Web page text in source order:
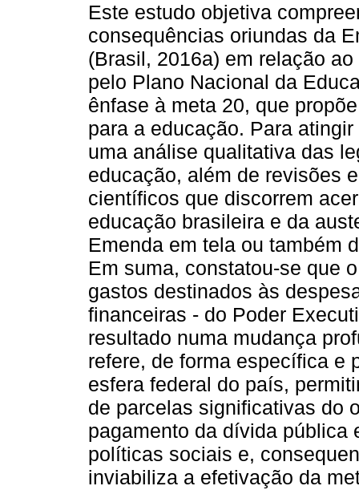
Este estudo objetiva
consequências oriundas da
(Brasil, 2016a) em relação
pelo Plano Nacional da
ênfase à meta 20, que
para a educação. Para
uma análise qualitativa das
educação, além de revisões
científicos que discorrem
educação brasileira e da
Emenda em tela ou também
Em suma, constatou-se que
gastos destinados às
financeiras - do Poder
resultado numa mudança
refere, de forma específica e
esfera federal do país,
de parcelas significativas do
pagamento da dívida pública
políticas sociais e,
inviabiliza a efetivação da